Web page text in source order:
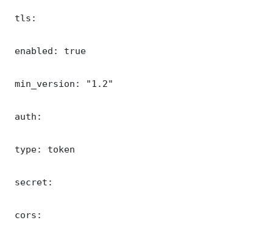
tls:
enabled: true
min_version: "1.2"
auth:
type: token
secret:
cors: